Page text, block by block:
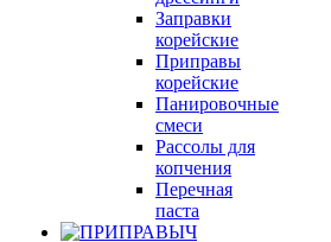
Заправки
корейские
Приправы
корейские
Панировочные
смеси
Рассолы для
копчения
Перечная
паста